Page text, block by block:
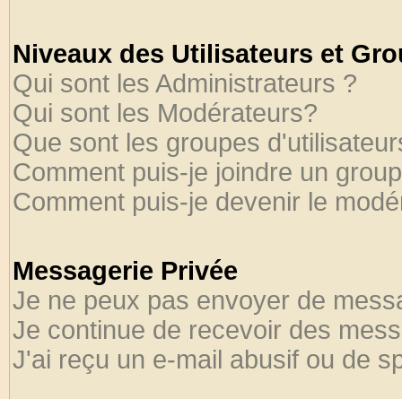
Niveaux des Utilisateurs et
Qui sont les Administrateurs ?
Qui sont les Modérateurs?
Que sont les groupes
Comment puis-je joindre un
Comment puis-je devenir le
Messagerie Privée
Je ne peux pas envoyer de
Je continue de recevoir des
J'ai reçu un e-mail abusif ou de